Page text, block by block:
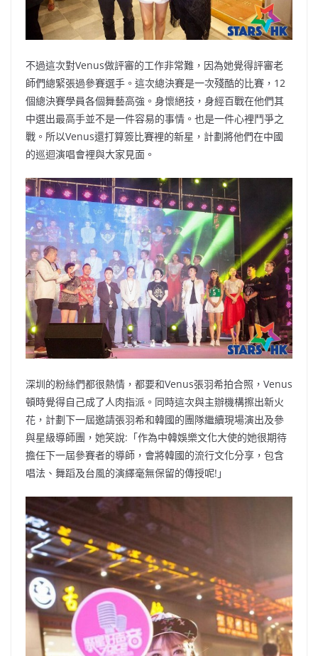
不過這次對Venus做評審的工作非常難，因為她覺得評審老
師們總緊張過參賽選手。這次總決賽是一次殘酷的比賽，12
個總決賽學員各個舞藝高強。身懷絕技，身經百戰在他們其
中選出最高手並不是一件容易的事情。也是一件心裡鬥爭之
戰。所以Venus還打算簽比賽裡的新星，計劃將他們在中國
的巡迴演唱會裡與大家見面。
深圳的粉絲們都很熱情，都要和Venus張羽希拍合照，Venus
頓時覺得自己成了人肉指派。同時這次與主辦機構擦出新火
花，計劃下一屆邀請張羽希和韓國的團隊繼續現場演出及參
與星級導師團，她笑說:「作為中韓娛樂文化大使的她很期待
擔任下一屆參賽者的導師，會將韓國的流行文化分享，包含
唱法、舞蹈及台風的演繹毫無保留的傳授呢!」